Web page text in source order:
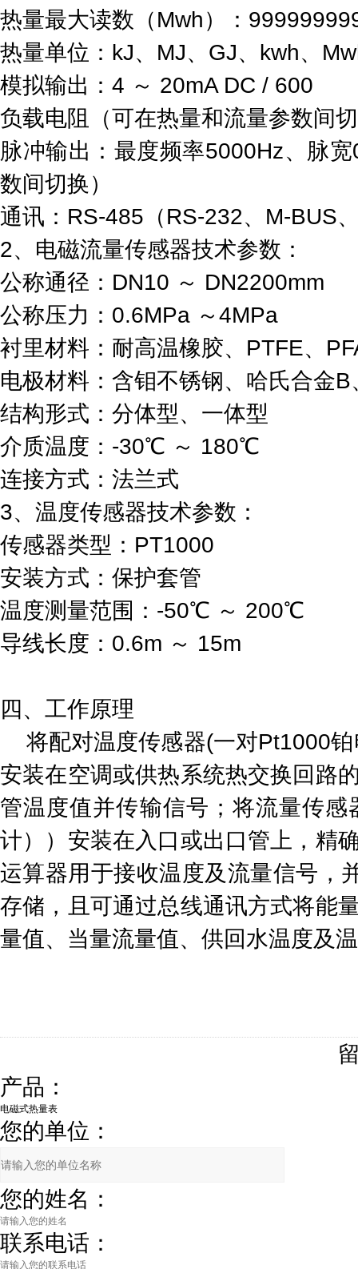
热量最大读数（Mwh）：
热量单位：kJ、MJ、GJ、kwh、
模拟输出：4 ～ 20mA DC / 600
负载电阻（可在热量和流量参数间
脉冲输出：最度频率5000Hz、脉
数间切换）
通讯：RS-485（RS-232、M-BUS
2、电磁流量传感器技术参数：
公称通径：DN10 ～ DN2200mm
公称压力：0.6MPa ～4MPa
衬里材料：耐高温橡胶、PTFE、
电极材料：含钼不锈钢、哈氏合金
结构形式：分体型、一体型
介质温度：-30℃ ～ 180℃
连接方式：法兰式
3、温度传感器技术参数：
传感器类型：PT1000
安装方式：保护套管
温度测量范围：-50℃ ～ 200℃
导线长度：0.6m ～ 15m
四、工作原理
将配对温度传感器(一对Pt1000铂
安装在空调或供热系统热交换回路
管温度值并传输信号；将流量传
计））安装在入口或出口管上，精
运算器用于接收温度及流量信号，
存储，且可通过总线通讯方式将能
量值、当量流量值、供回水温度及
产品：
您的单位：
您的姓名：
联系电话：